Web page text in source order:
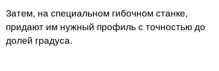
Затем, на специальном гибочном станке,
придают им нужный профиль с точностью до
долей градуса.